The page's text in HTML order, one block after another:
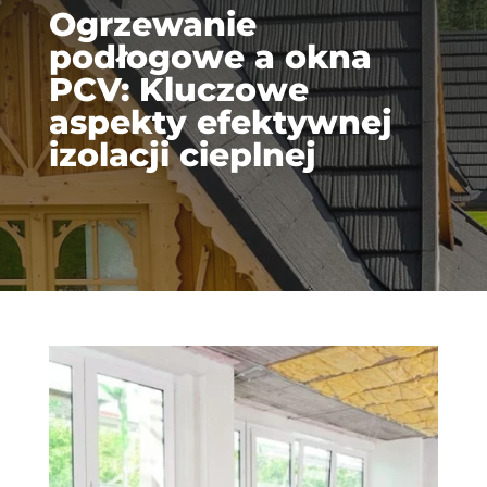
Ogrzewanie
podłogowe a okna
PCV: Kluczowe
aspekty efektywnej
izolacji cieplnej